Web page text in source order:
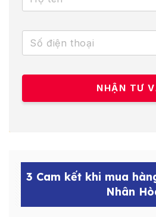
3 Cam kết khi mua
Nhân